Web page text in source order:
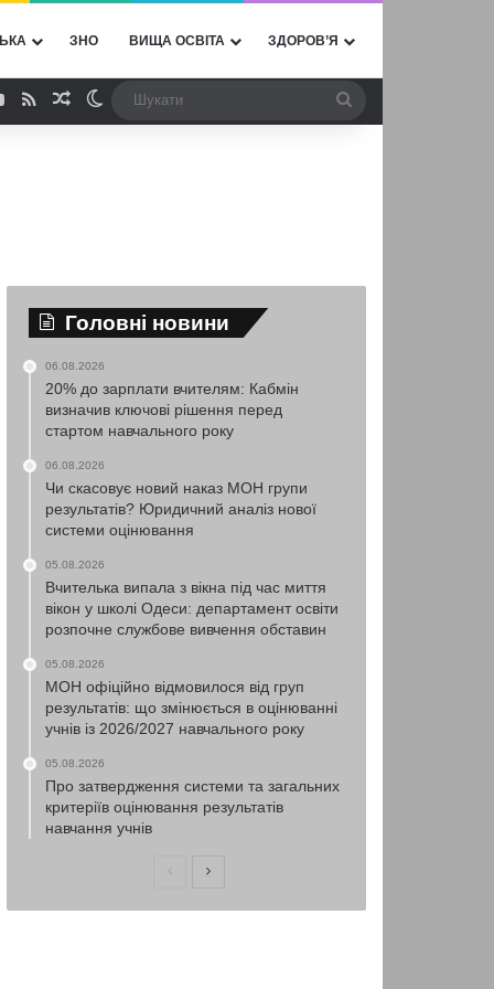
ЗНО ВИЩА ОСВІТА ЗДОРОВ’Я
YouTube
RSSВипадкова стаття
Switch skin
Головні новини
06.08.2026
20% до зарплати вчителям: Кабмін
визначив ключові рішення перед
стартом навчального року
06.08.2026
Чи скасовує новий наказ МОН групи
результатів? Юридичний аналіз нової
системи оцінювання
05.08.2026
Вчителька випала з вікна під час миття
вікон у школі Одеси: департамент освіти
розпочне службове вивчення обставин
05.08.2026
МОН офіційно відмовилося від груп
результатів: що змінюється в оцінюванні
учнів із 2026/2027 навчального року
05.08.2026
Про затвердження системи та загальних
критеріїв оцінювання результатів
навчання учнів
ПопередняНаступна